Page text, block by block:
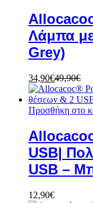
Λάμπα
Grey)
34,90€49,90€
Προσθήκη στο
USB|
USB –
12,90€